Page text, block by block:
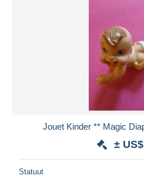
Jouet Kinder ** Magic
±
Statuut